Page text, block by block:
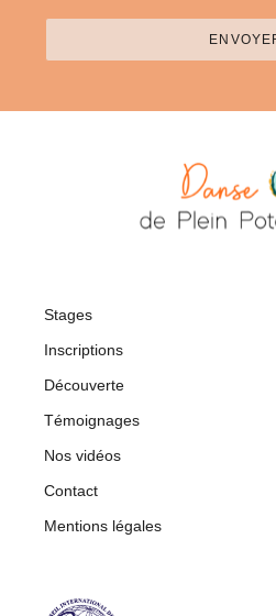
Stages
Inscriptions
Découverte
Témoignages
Nos vidéos
Contact
Mentions légales